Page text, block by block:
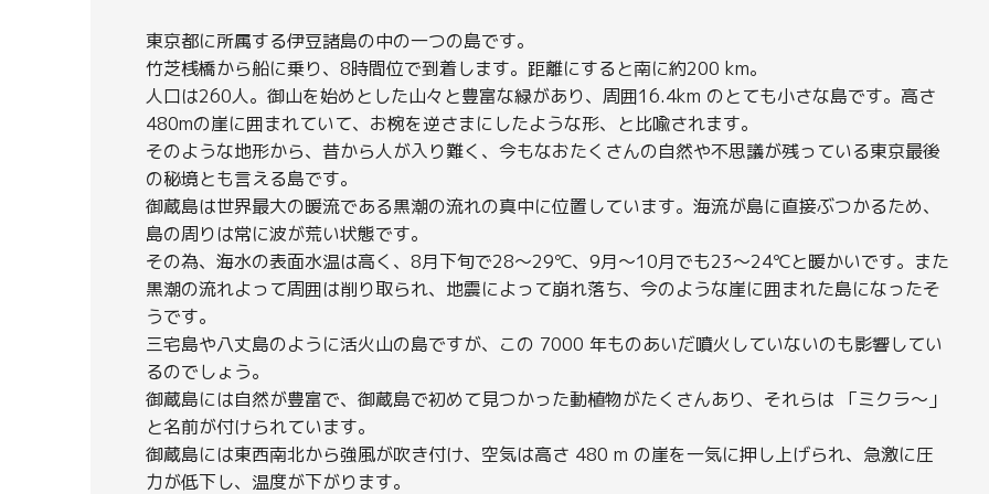
東京都に所属する伊豆諸島の中の一つの島です。
竹芝桟橋から船に乗り、8時間位で到着します。距離にすると南に約200 km。
人口は260人。御山を始めとした山々と豊富な緑があり、周囲16.4km のとても小さな島です。高さ
480mの崖に囲まれていて、お椀を逆さまにしたような形、と比喩されます。
そのような地形から、昔から人が入り難く、今もなおたくさんの自然や不思議が残っている東京最後
の秘境とも言える島です。
御蔵島は世界最大の暖流である黒潮の流れの真中に位置しています。海流が島に直接ぶつかるため、
島の周りは常に波が荒い状態です。
その為、海水の表面水温は高く、8月下旬で28～29℃、9月～10月でも23～24℃と暖かいです。また
黒潮の流れよって周囲は削り取られ、地震によって崩れ落ち、今のような崖に囲まれた島になったそ
うです。
三宅島や八丈島のように活火山の島ですが、この 7000 年ものあいだ噴火していないのも影響してい
るのでしょう。
御蔵島には自然が豊富で、御蔵島で初めて見つかった動植物がたくさんあり、それらは 「ミクラ～」
と名前が付けられています。
御蔵島には東西南北から強風が吹き付け、空気は高さ 480 m の崖を一気に押し上げられ、急激に圧
力が低下し、温度が下がります。